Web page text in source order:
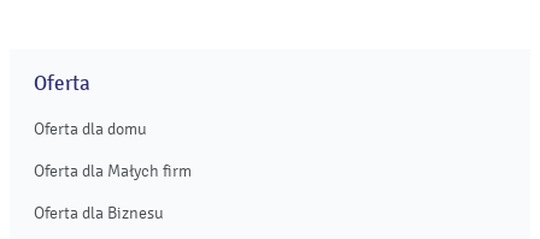
całych rodzin. ...
Oferta
Oferta dla domu
Oferta dla Małych firm
Oferta dla Biznesu